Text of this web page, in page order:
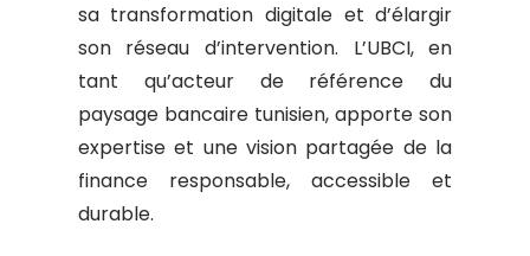
sa transformation digitale et d’élargir
son réseau d’intervention. L’UBCI, en
tant qu’acteur de référence du
paysage bancaire tunisien, apporte son
expertise et une vision partagée de la
finance responsable, accessible et
durable.